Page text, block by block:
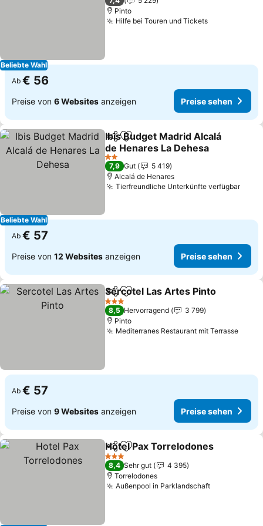
Beliebte Wahl
Pinto
Hilfe bei Touren und TicketsPreise sehen
Ab € 56
Preise von 6 Websites anzeigen Preise sehen
Beliebte Wahl
TeilenZu Favoriten hinzufügen
Ibis Budget Madrid Alcalá
de Henares La Dehesa
Preise sehen
2 Sterne
7,9 Gut
5 419
Alcalá de Henares
Tierfreundliche Unterkünfte verfügbar
Ab € 57
Preise von 12 Websites anzeigen Preise sehen
TeilenZu Favoriten hinzufügen
Sercotel Las Artes Pinto
3 Sterne
8,5 Hervorragend
3 799
Pinto
Mediterranes Restaurant mit Terrasse
Ab € 57
Preise von 9 Websites anzeigen Preise sehen
TeilenZu Favoriten hinzufügen
Hotel Pax Torrelodones
3 Sterne
8,4 Sehr gut
4 395
Torrelodones
Außenpool in ParklandschaftPreise